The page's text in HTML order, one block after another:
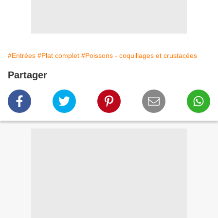
#Entrées #Plat complet #Poissons - coquillages et crustacées
Partager